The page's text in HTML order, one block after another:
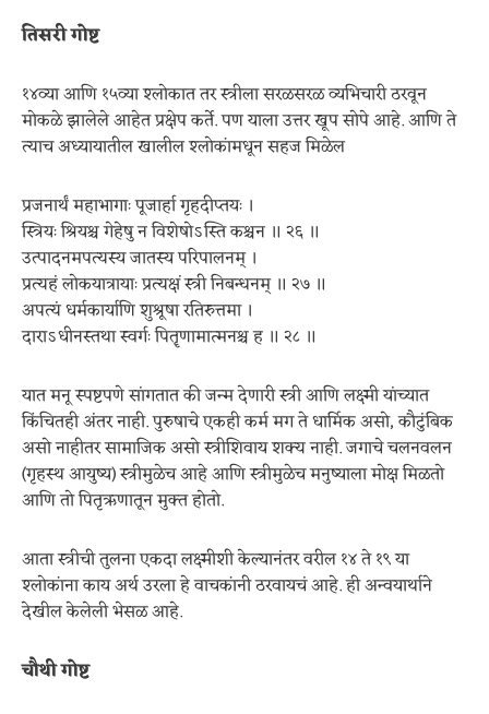
तिसरी गोष्ट
१४व्या आणि १५व्या श्लोकात तर स्त्रीला सरळसरळ व्यभिचारी ठरवून
मोकळे झालेले आहेत प्रक्षेप कर्ते. पण याला उत्तर खूप सोपे आहे. आणि ते
त्याच अध्यायातील खालील श्लोकांमधून सहज मिळेल
प्रजनार्थं महाभागाः पूजार्हा गृहदीप्तयः ।
स्त्रियः श्रियश्च गेहेषु न विशेषोऽस्ति कश्चन ॥ २६ ॥
उत्पादनमपत्यस्य जातस्य परिपालनम् ।
प्रत्यहं लोकयात्रायाः प्रत्यक्षं स्त्री निबन्धनम् ॥ २७ ॥
अपत्यं धर्मकार्याणि शुश्रूषा रतिरुत्तमा ।
दाराऽधीनस्तथा स्वर्गः पितॄणामात्मनश्च ह ॥ २८ ॥
यात मनू स्पष्टपणे सांगतात की जन्म देणारी स्त्री आणि लक्ष्मी यांच्यात
किंचितही अंतर नाही. पुरुषाचे एकही कर्म मग ते धार्मिक असो, कौटुंबिक
असो नाहीतर सामाजिक असो स्त्रीशिवाय शक्य नाही. जगाचे चलनवलन
(गृहस्थ आयुष्य) स्त्रीमुळेच आहे आणि स्त्रीमुळेच मनुष्याला मोक्ष मिळतो
आणि तो पितृऋणातून मुक्त होतो.
आता स्त्रीची तुलना एकदा लक्ष्मीशी केल्यानंतर वरील १४ ते १९ या
श्लोकांना काय अर्थ उरला हे वाचकांनी ठरवायचं आहे. ही अन्वयार्थाने
देखील केलेली भेसळ आहे.
चौथी गोष्ट